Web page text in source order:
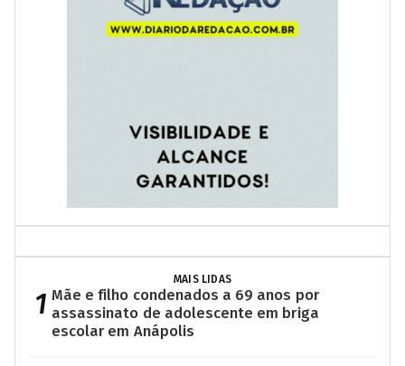
MAIS LIDAS
1 Mãe e filho condenados a 69 anos por
assassinato de adolescente em briga
escolar em Anápolis